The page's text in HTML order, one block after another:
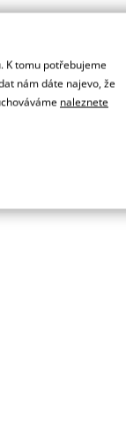
K tomu potřebujeme
nám dáte najevo, že
naleznete